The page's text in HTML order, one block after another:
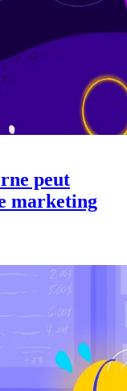
peut
marketing